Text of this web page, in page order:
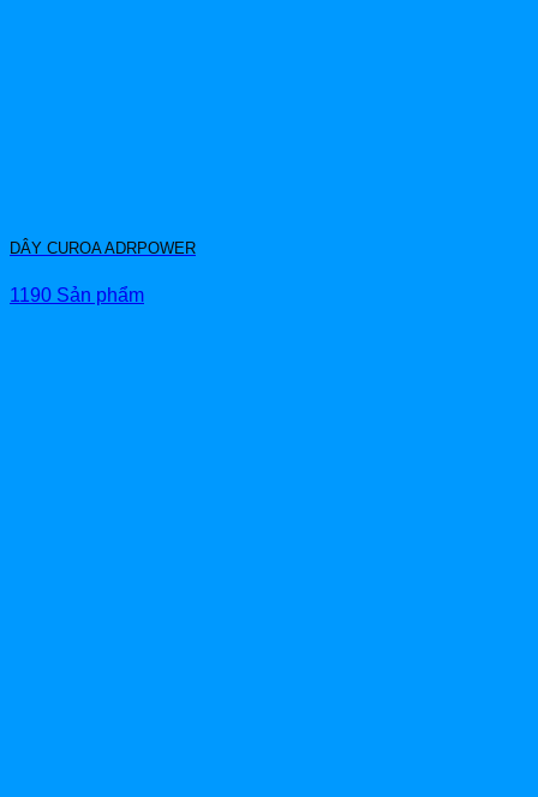
DÂY CUROA ADRPOWER
1190 Sản phẩm